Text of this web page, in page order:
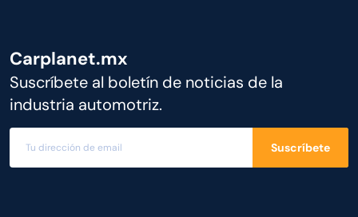
Carplanet.mx
Suscríbete al boletín de noticias de la
industria automotriz.
Suscríbete